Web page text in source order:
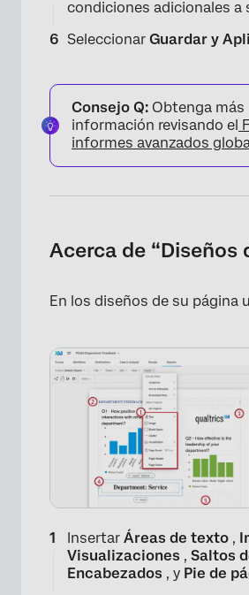
condiciones adicionales a
Seleccionar Guardar y
Consejo Q: Obtenga más
información revisando el
informes avanzados
Acerca de “Diseños
En los diseños de su página
Insertar Áreas de texto ,
Visualizaciones , Saltos
Encabezados , y Pie de